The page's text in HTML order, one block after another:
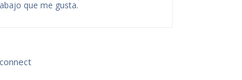
que me gusta.